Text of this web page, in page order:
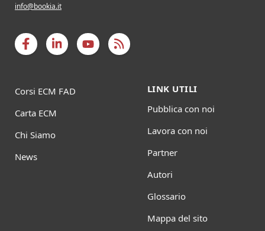
info@bookia.it
Corsi ECM FAD
Carta ECM
Chi Siamo
News
LINK UTILI
Pubblica con noi
Lavora con noi
Partner
Autori
Glossario
Mappa del sito